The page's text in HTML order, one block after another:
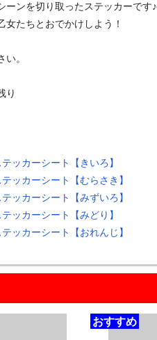
ーンを切り取ったステッカーです♪
たちとおでかけしよう！
。
り
ッカーシート【きいろ】
ッカーシート【むらさき】
ッカーシート【みずいろ】
ッカーシート【みどり】
ッカーシート【おれんじ】
おすすめ